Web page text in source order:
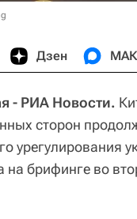
Дзен
- РИА Новости.
сторон
урегулирования
на брифинге во